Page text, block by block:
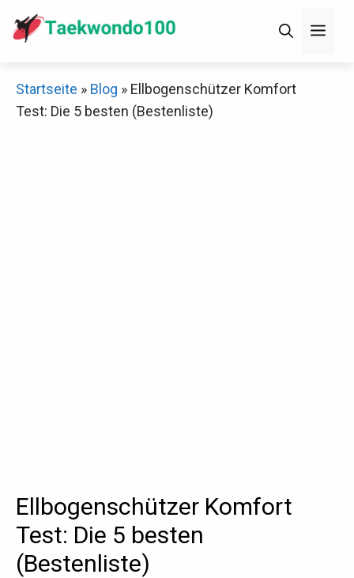
Inhalt
Startseite » Blog » Ellbogenschützer Komfort
Test: Die 5 besten (Bestenliste)
Ellbogenschützer Komfort
Test: Die 5 besten
(Bestenliste)
Decathlon Sale